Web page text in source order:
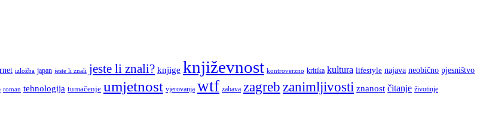
izložba japan jeste li znali jeste li znali? knjige književnost kontroverzno kritika kultura lifestyle najava neobično pjesništvo
roman tehnologija tumačenje umjetnost vjerovanja wtf zabava zagreb zanimljivosti znanost čitanje životinje